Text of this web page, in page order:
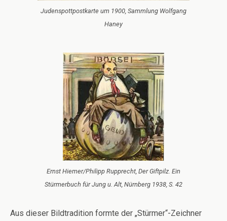
Judenspottpostkarte um 1900, Sammlung Wolfgang
Haney
Ernst Hiemer/Philipp Rupprecht, Der Giftpilz. Ein
Stürmerbuch für Jung u. Alt, Nürnberg 1938, S. 42
Aus dieser Bildtradition formte der „Stürmer“-Zeichner